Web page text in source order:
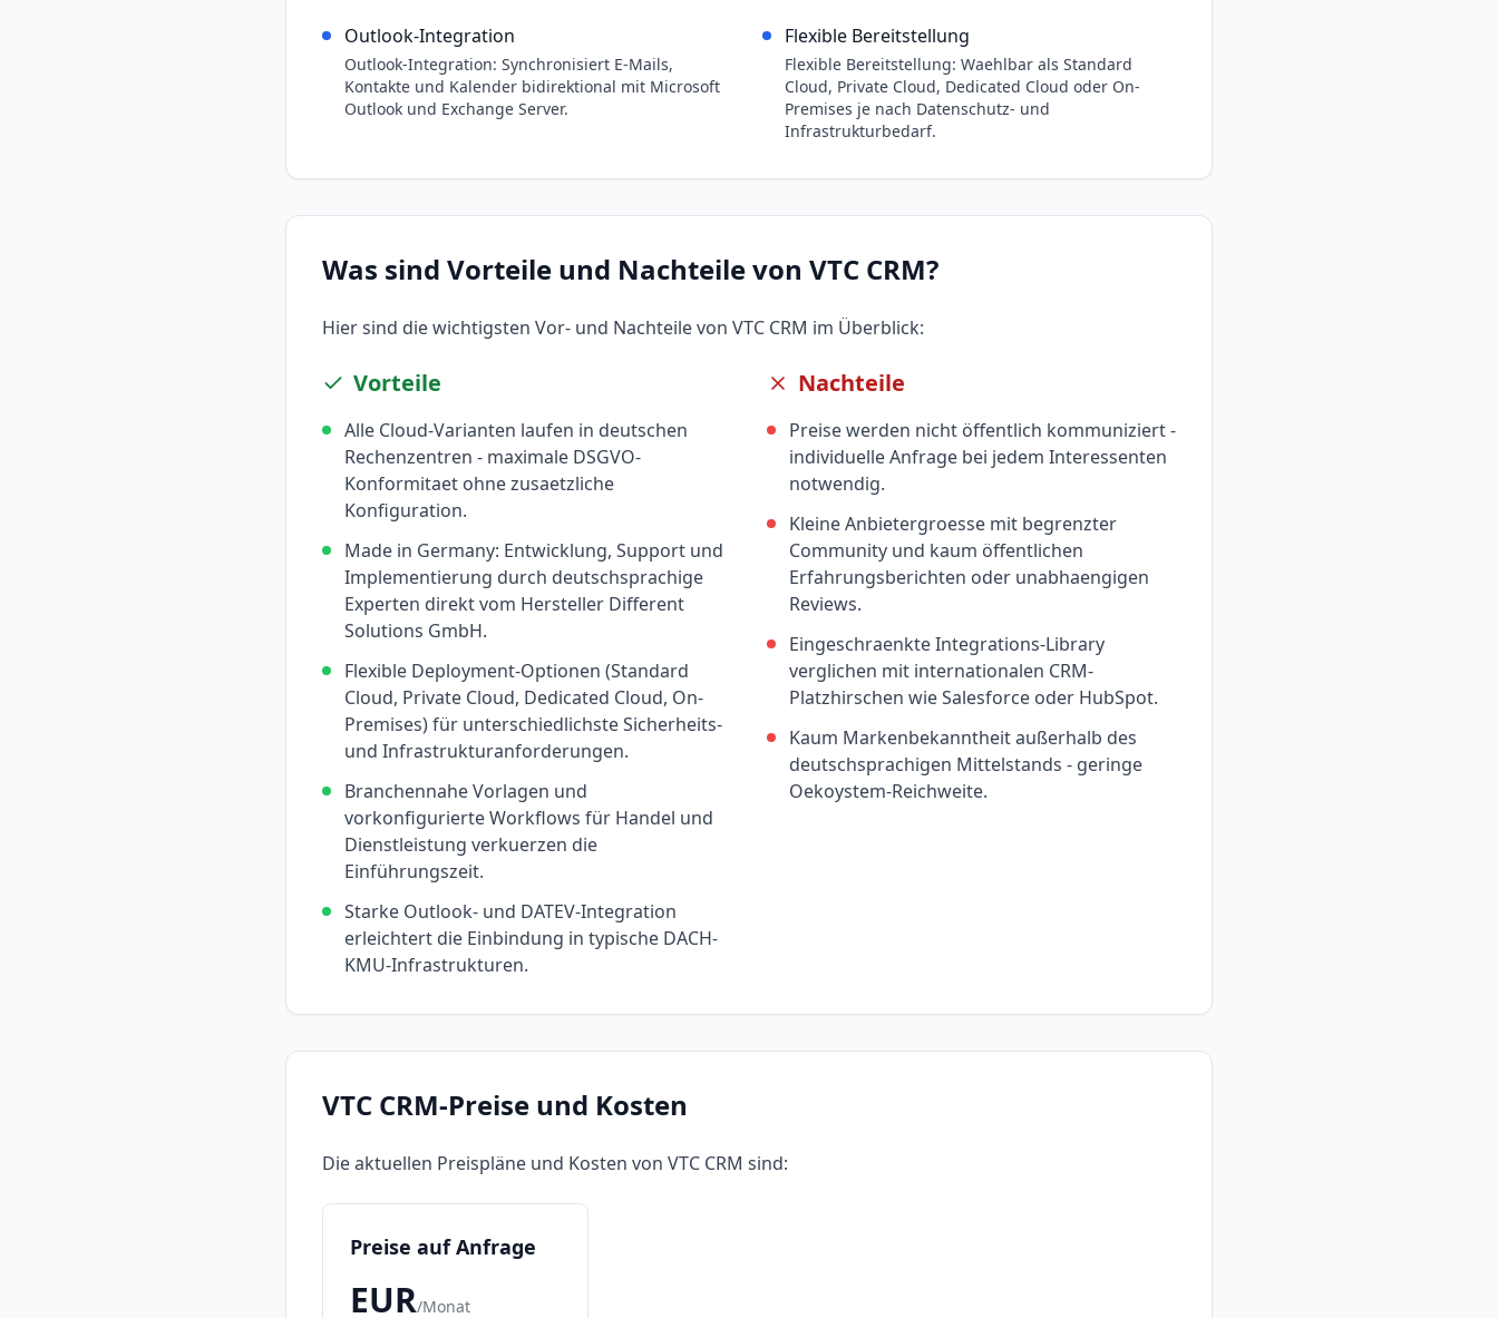
Outlook-Integration
Outlook-Integration: Synchronisiert E-Mails,
Kontakte und Kalender bidirektional mit Microsoft
Outlook und Exchange Server.
Flexible Bereitstellung
Flexible Bereitstellung: Waehlbar als Standard
Cloud, Private Cloud, Dedicated Cloud oder On-
Premises je nach Datenschutz- und
Infrastrukturbedarf.
Was sind Vorteile und Nachteile von VTC CRM?
Hier sind die wichtigsten Vor- und Nachteile von VTC CRM im Überblick:
Vorteile
Alle Cloud-Varianten laufen in deutschen
Rechenzentren - maximale DSGVO-
Konformitaet ohne zusaetzliche
Konfiguration.
Made in Germany: Entwicklung, Support und
Implementierung durch deutschsprachige
Experten direkt vom Hersteller Different
Solutions GmbH.
Flexible Deployment-Optionen (Standard
Cloud, Private Cloud, Dedicated Cloud, On-
Premises) für unterschiedlichste Sicherheits-
und Infrastrukturanforderungen.
Branchennahe Vorlagen und
vorkonfigurierte Workflows für Handel und
Dienstleistung verkuerzen die
Einführungszeit.
Starke Outlook- und DATEV-Integration
erleichtert die Einbindung in typische DACH-
KMU-Infrastrukturen.
Nachteile
Preise werden nicht öffentlich kommuniziert -
individuelle Anfrage bei jedem Interessenten
notwendig.
Kleine Anbietergroesse mit begrenzter
Community und kaum öffentlichen
Erfahrungsberichten oder unabhaengigen
Reviews.
Eingeschraenkte Integrations-Library
verglichen mit internationalen CRM-
Platzhirschen wie Salesforce oder HubSpot.
Kaum Markenbekanntheit außerhalb des
deutschsprachigen Mittelstands - geringe
Oekoystem-Reichweite.
VTC CRM-Preise und Kosten
Die aktuellen Preispläne und Kosten von VTC CRM sind:
Preise auf Anfrage
EUR/Monat